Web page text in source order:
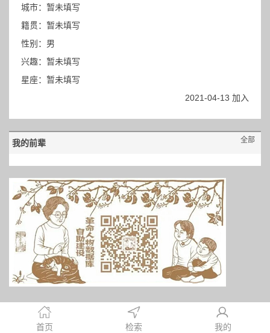
城市：暂未填写
籍贯：暂未填写
性别：男
兴趣：暂未填写
星座：暂未填写
2021-04-13 加入
我的前辈 全部
首页 检索 我的